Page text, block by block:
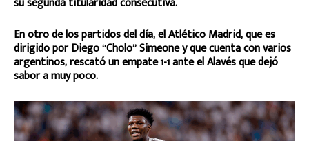
En otro de los partidos del día, el Atlético Madrid, que es
dirigido por Diego “Cholo” Simeone y que cuenta con varios
argentinos, rescató un empate 1-1 ante el Alavés que dejó
sabor a muy poco.